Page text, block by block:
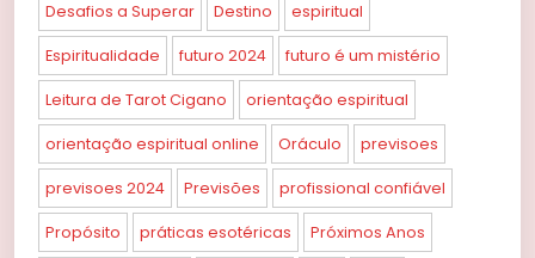
Desafios a Superar Destino espiritual
Espiritualidade futuro 2024 futuro é um mistério
Leitura de Tarot Cigano orientação espiritual
orientação espiritual online Oráculo previsoes
previsoes 2024 Previsões profissional confiável
Propósito práticas esotéricas Próximos Anos